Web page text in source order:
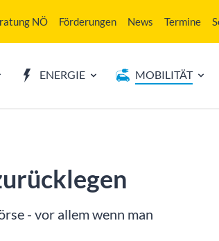
NÖ Förderungen News Termine
ENERGIE MOBILITÄT
- vor allem wenn man